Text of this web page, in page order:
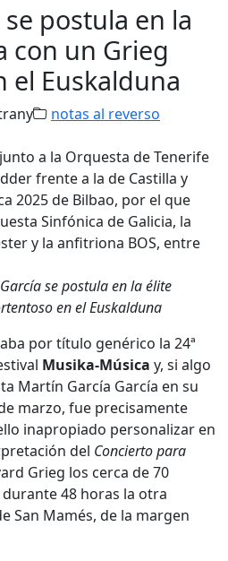
postula en la
con un Grieg
el Euskalduna
notas al reverso
a la Orquesta de Tenerife
frente a la de Castilla y
2025 de Bilbao, por el que
Sinfónica de Galicia, la
y la anfitriona BOS, entre
por título genérico la 24ª
Musika-Música y, si algo
Martín García García en su
marzo, fue precisamente
inapropiado personalizar en
del Concierto para
Grieg los cerca de 70
48 horas la otra
San Mamés, de la margen